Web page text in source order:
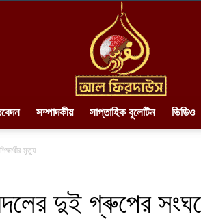
সম্পাদকীয় সাপ্তাহিক বুলেটিন ভিডিও
মৃত্যু
দুই গ্ৰুপের